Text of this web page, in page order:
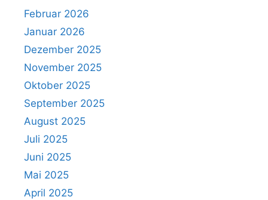
Februar 2026
Januar 2026
Dezember 2025
November 2025
Oktober 2025
September 2025
August 2025
Juli 2025
Juni 2025
Mai 2025
April 2025